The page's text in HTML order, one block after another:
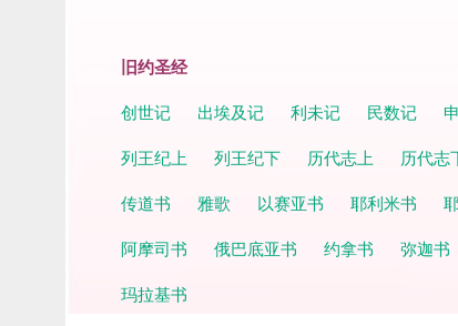
旧约圣经
创世记 出埃及记 利未记 民数记
列王纪上
列王纪下 历代志上 历代志
传道书
雅歌 以赛亚书 耶利米书
阿摩司书
俄巴底亚书 约拿书 弥迦书
玛拉基书